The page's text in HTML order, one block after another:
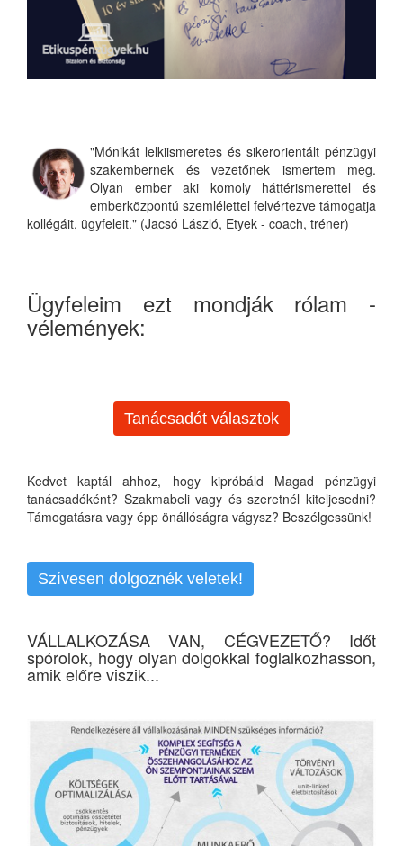
"Mónikát lelkiismeretes és sikerorientált pénzügyi
szakembernek és vezetőnek ismertem meg.
Olyan ember aki komoly háttérismerettel és
emberközpontú szemlélettel felvértezve támogatja
kollégáit, ügyfeleit." (Jacsó László, Etyek - coach, tréner)
Ügyfeleim ezt mondják rólam -
vélemények:
Tanácsadót választok
Kedvet kaptál ahhoz, hogy kipróbáld Magad pénzügyi
tanácsadóként? Szakmabeli vagy és szeretnél kiteljesedni?
Támogatásra vagy épp önállóságra vágysz? Beszélgessünk!
Szívesen dolgoznék veletek!
VÁLLALKOZÁSA VAN, CÉGVEZETŐ? Időt
spórolok, hogy olyan dolgokkal foglalkozhasson,
amik előre viszik...